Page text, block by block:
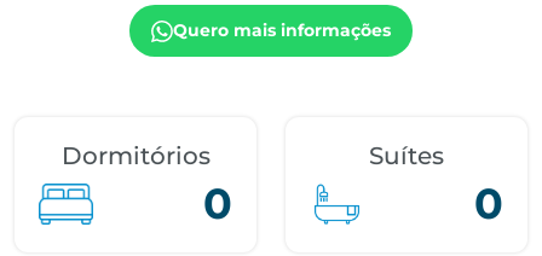
Quero mais informações
Dormitórios
0
Suítes
0